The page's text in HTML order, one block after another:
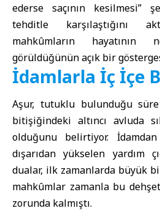
ederse saçının kesilmesi”
tehditle karşılaştığını
mahkûmların
görüldüğünün açık bir
İdamlarla İç İçe
Aşur, tutuklu bulunduğu
bitişiğindeki altıncı avluda
olduğunu belirtiyor.
dışarıdan yükselen yardım
dualar, ilk zamanlarda büyük
mahkûmlar zamanla bu
zorunda kalmıştı.